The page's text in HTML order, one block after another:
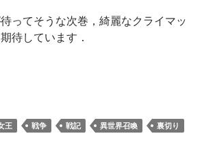
ってそうな次巻，綺麗なクライマッ
待しています．
王 戦争 戦記 異世界召喚
裏切り